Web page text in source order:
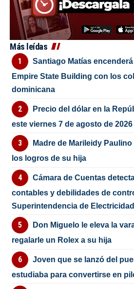
Más leídas
Santiago Matías
Empire State Building con los
dominicana
Precio del dólar en la
este viernes 7 de agosto de 2026
Madre de Marileidy
los logros de su hija
Cámara de Cuentas
contables y debilidades de
Superintendencia de Electricidad
Don Miguelo le eleva la
regalarle un Rolex a su hija
Joven que se lanzó del
estudiaba para convertirse en